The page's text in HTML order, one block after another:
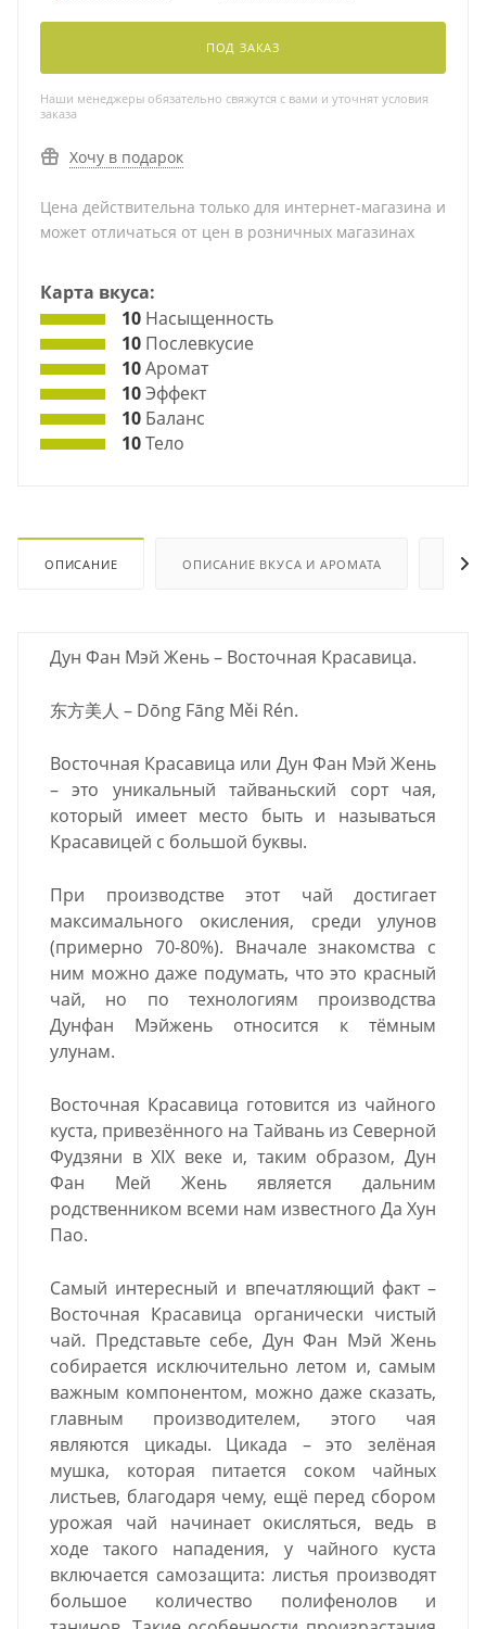
ПОД ЗАКАЗ
Наши менеджеры обязательно свяжутся с вами и уточнят условия
заказа
Хочу в подарок
Цена действительна только для интернет-магазина и
может отличаться от цен в розничных магазинах
Карта вкуса:
10 Насыщенность
10 Послевкусие
10Аромат
10Эффект
10 Баланс
10Тело
ОПИСАНИЕ ОПИСАНИЕ ВКУСА И АРОМАТА
Дун Фан Мэй Жень – Восточная Красавица.
东方美人 – Dōng Fāng Měi Rén.
Восточная Красавица или Дун Фан Мэй Жень
– это уникальный тайваньский сорт чая,
который имеет место быть и называться
Красавицей с большой буквы.
При производстве этот чай достигает
максимального окисления, среди улунов
(примерно 70-80%). Вначале знакомства с
ним можно даже подумать, что это красный
чай, но по технологиям производства
Дунфан Мэйжень относится к тёмным
улунам.
Восточная Красавица готовится из чайного
куста, привезённого на Тайвань из Северной
Фудзяни в XIX веке и, таким образом, Дун
Фан Мей Жень является дальним
родственником всеми нам известного Да Хун
Пао.
Самый интересный и впечатляющий факт –
Восточная Красавица органически чистый
чай. Представьте себе, Дун Фан Мэй Жень
собирается исключительно летом и, самым
важным компонентом, можно даже сказать,
главным производителем, этого чая
являются цикады. Цикада – это зелёная
мушка, которая питается соком чайных
листьев, благодаря чему, ещё перед сбором
урожая чай начинает окисляться, ведь в
ходе такого нападения, у чайного куста
включается самозащита: листья производят
большое количество полифенолов и